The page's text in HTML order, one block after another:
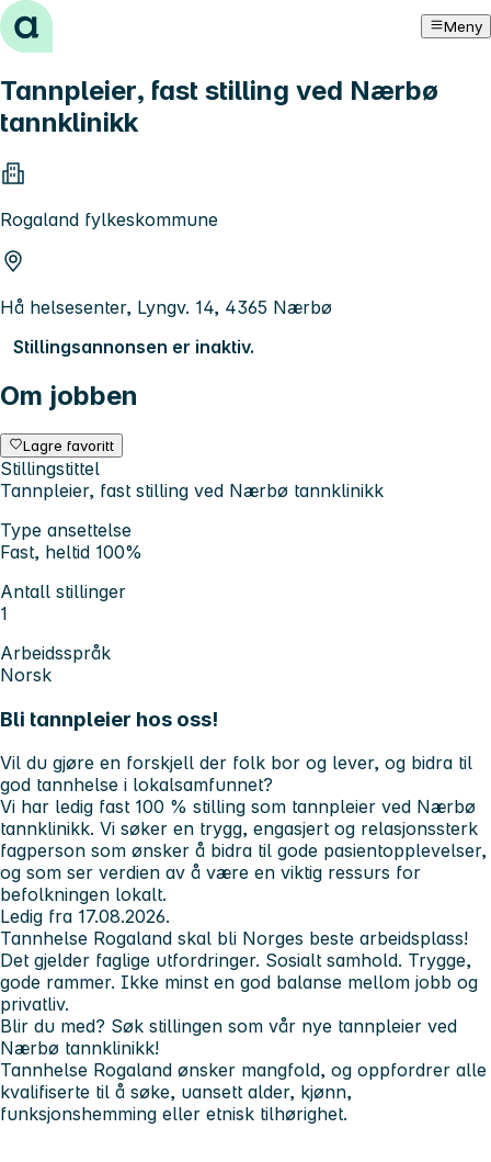
Hopp til innhold Meny
Tannpleier, fast stilling ved Nærbø
tannklinikk
Rogaland fylkeskommune
Hå helsesenter, Lyngv. 14, 4365 Nærbø
Stillingsannonsen er inaktiv.
Om jobben
Lagre favoritt
Stillingstittel
Tannpleier, fast stilling ved Nærbø tannklinikk
Type ansettelse
Fast, heltid 100%
Antall stillinger
1
Arbeidsspråk
Norsk
Bli tannpleier hos oss!
Vil du gjøre en forskjell der folk bor og lever, og bidra til
god tannhelse i lokalsamfunnet?
Vi har ledig fast 100 % stilling som tannpleier ved Nærbø
tannklinikk. Vi søker en trygg, engasjert og relasjonssterk
fagperson som ønsker å bidra til gode pasientopplevelser,
og som ser verdien av å være en viktig ressurs for
befolkningen lokalt.
Ledig fra 17.08.2026.
Tannhelse Rogaland skal bli Norges beste arbeidsplass!
Det gjelder faglige utfordringer. Sosialt samhold. Trygge,
gode rammer. Ikke minst en god balanse mellom jobb og
privatliv.
Blir du med? Søk stillingen som vår nye tannpleier ved
Nærbø tannklinikk!
Tannhelse Rogaland ønsker mangfold, og oppfordrer alle
kvalifiserte til å søke, uansett alder, kjønn,
funksjonshemming eller etnisk tilhørighet.